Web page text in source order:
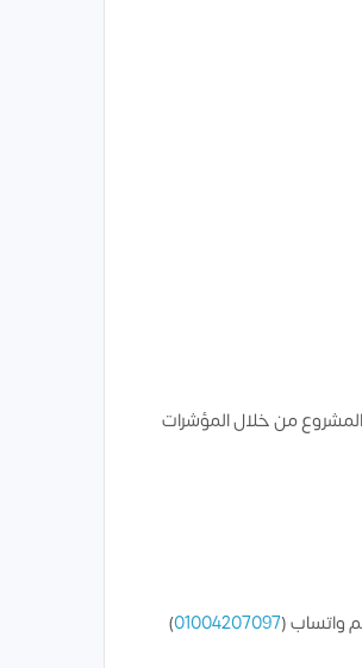
من خلال المؤشرات
واتساب (01004207097
)